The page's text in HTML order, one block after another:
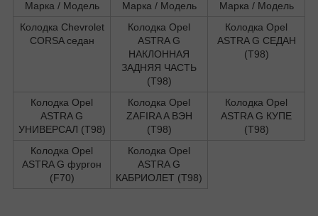
Марка / Модель Марка / Модель
Марка / Модель
Колодка Chevrolet
CORSA седан
Колодка Opel
ASTRA G
НАКЛОННАЯ
ЗАДНЯЯ ЧАСТЬ
(T98)
Колодка Opel
ASTRA G СЕДАН
(T98)
Колодка Opel
ASTRA G
УНИВЕРСАЛ (T98)
Колодка Opel
ZAFIRA A ВЭН
(T98)
Колодка Opel
ASTRA G КУПЕ
(T98)
Колодка Opel
ASTRA G фургон
(F70)
Колодка Opel
ASTRA G
КАБРИОЛЕТ (T98)